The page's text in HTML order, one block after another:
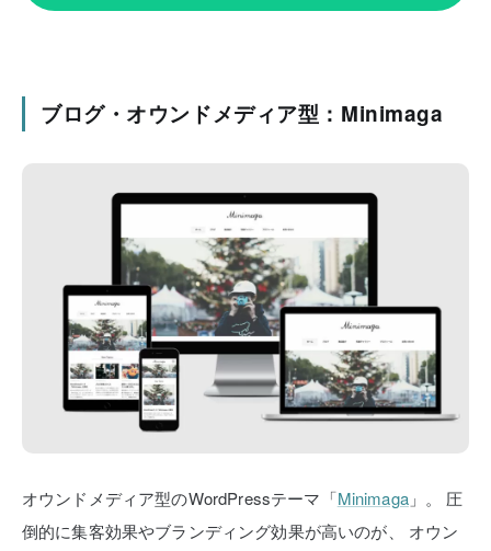
ブログ・オウンドメディア型：Minimaga
オウンドメディア型のWordPressテーマ「Minimaga」。
圧
倒的に集客効果やブランディング効果が高いのが、
オウン